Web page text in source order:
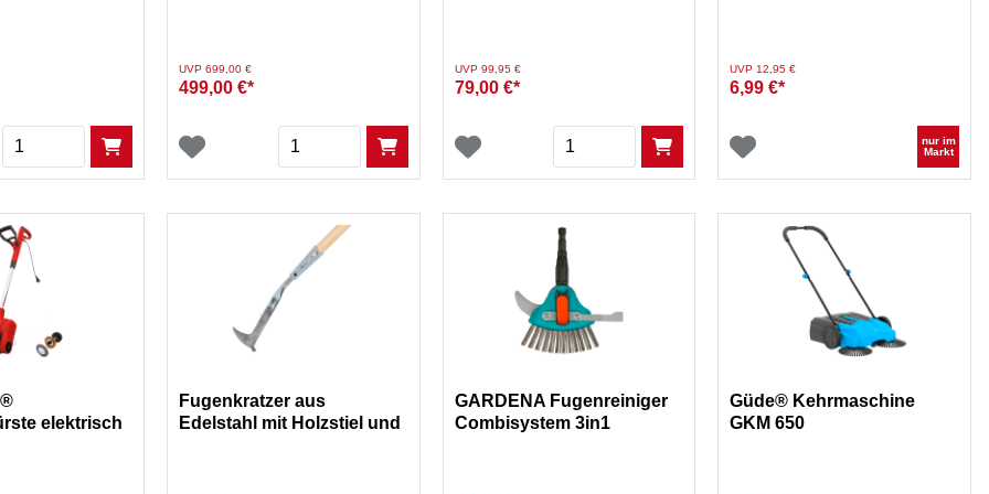
Menge
Preis reduziert von
UVP 699,00 €auf
499,00 €*
Menge
Preis reduziert von
UVP 99,95 €auf
79,00 €*
Menge
Preis reduziert von
UVP 12,95 €auf
6,99 €*
nur im
Markt
elektrisch
Fugenkratzer aus
Edelstahl mit Holzstiel und
GARDENA Fugenreiniger
Combisystem 3in1
Güde® Kehrmaschine
GKM 650